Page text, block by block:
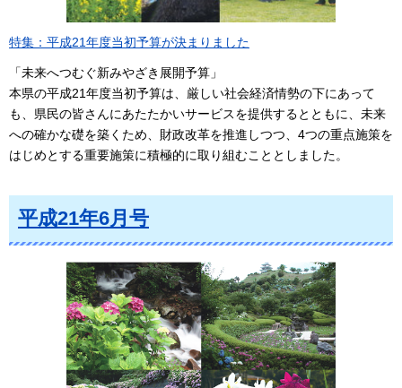
特集：平成21年度当初予算が決まりました
「未来へつむぐ新みやざき展開予算」
本県の平成21年度当初予算は、厳しい社会経済情勢の下にあって
も、県民の皆さんにあたたかいサービスを提供するとともに、未来
への確かな礎を築くため、財政改革を推進しつつ、4つの重点施策を
はじめとする重要施策に積極的に取り組むこととしました。
平成21年6月号